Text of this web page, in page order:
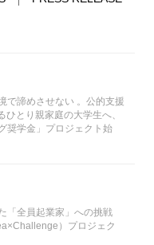
で諦めさせない 。公的支援
ひとり親家庭の大学生へ、
奨学金」プロジェクト始
「全員起業家」への挑戦
）プロジェク